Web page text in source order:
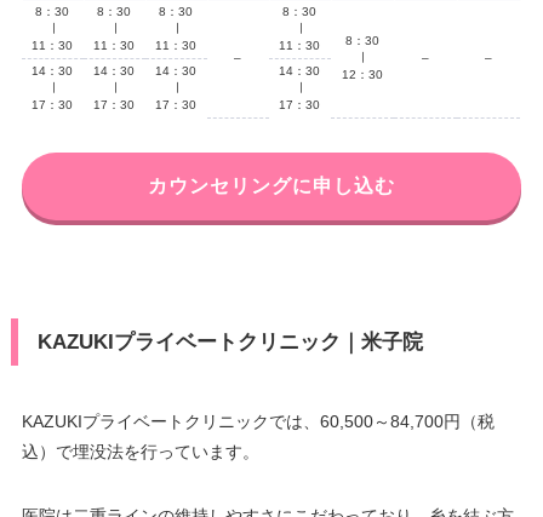
8：30
11：30
8：30
11：30
8：30
11：30
–
8：30
11：30
8：30
12：30
–
–
14：30
17：30
14：30
17：30
14：30
17：30
14：30
17：30
カウンセリングに申し込む
KAZUKIプライベートクリニック｜米子院
KAZUKIプライベートクリニックでは、60,500～84,700円（税
込）で埋没法を行っています。